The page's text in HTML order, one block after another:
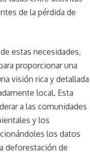
de la pérdida de
estas necesidades,
proporcionar una
visión rica y detallada
local. Esta
a las comunidades
y los
los datos
deforestación de